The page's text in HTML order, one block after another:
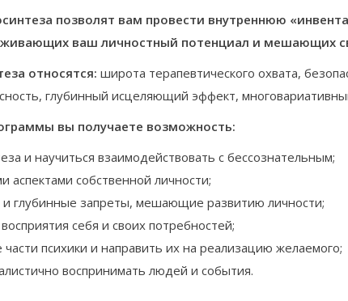
позволят вам провести внутреннюю
ваш личностный потенциал и мешающих
относятся: широта терапевтического охвата,
глубинный исцеляющий эффект,
вы получаете возможность:
и научиться взаимодействовать с бессознательным;
аспектами собственной личности;
и глубинные запреты, мешающие развитию личности;
себя и своих потребностей;
психики и направить их на реализацию желаемого;
воспринимать людей и события.